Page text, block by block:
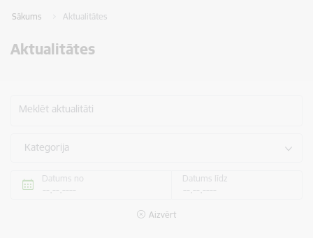
Sākums Aktualitātes
Aktualitātes
Meklēt aktualitāti
Kategorija
Datums no Datums līdz
Aizvērt